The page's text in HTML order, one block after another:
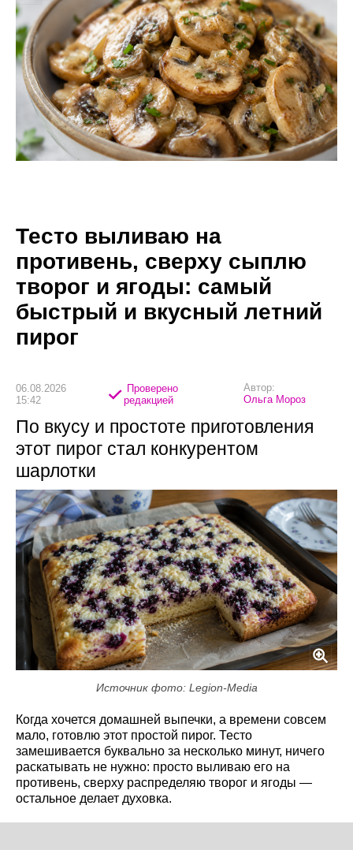
Тесто выливаю на
противень, сверху сыплю
творог и ягоды: самый
быстрый и вкусный летний
пирог
06.08.2026
15:42
Проверено
редакцией
Автор:
Ольга Мороз
По вкусу и простоте приготовления
этот пирог стал конкурентом
шарлотки
Источник фото: Legion-Media
Когда хочется домашней выпечки, а времени совсем
мало, готовлю этот простой пирог. Тесто
замешивается буквально за несколько минут, ничего
раскатывать не нужно: просто выливаю его на
противень, сверху распределяю творог и ягоды —
остальное делает духовка.